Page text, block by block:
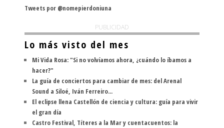
Tweets por @nomepierdoniuna
PUBLICIDAD
Lo más visto del mes
Mi Vida Rosa: "Si no volvíamos ahora, ¿cuándo lo íbamos a
hacer?"
La guía de conciertos para cambiar de mes: del Arenal
Sound a Siloé, Iván Ferreiro...
El eclipse llena Castellón de ciencia y cultura: guía para vivir
el gran día
Castro Festival, Títeres a la Mar y cuentacuentos: la